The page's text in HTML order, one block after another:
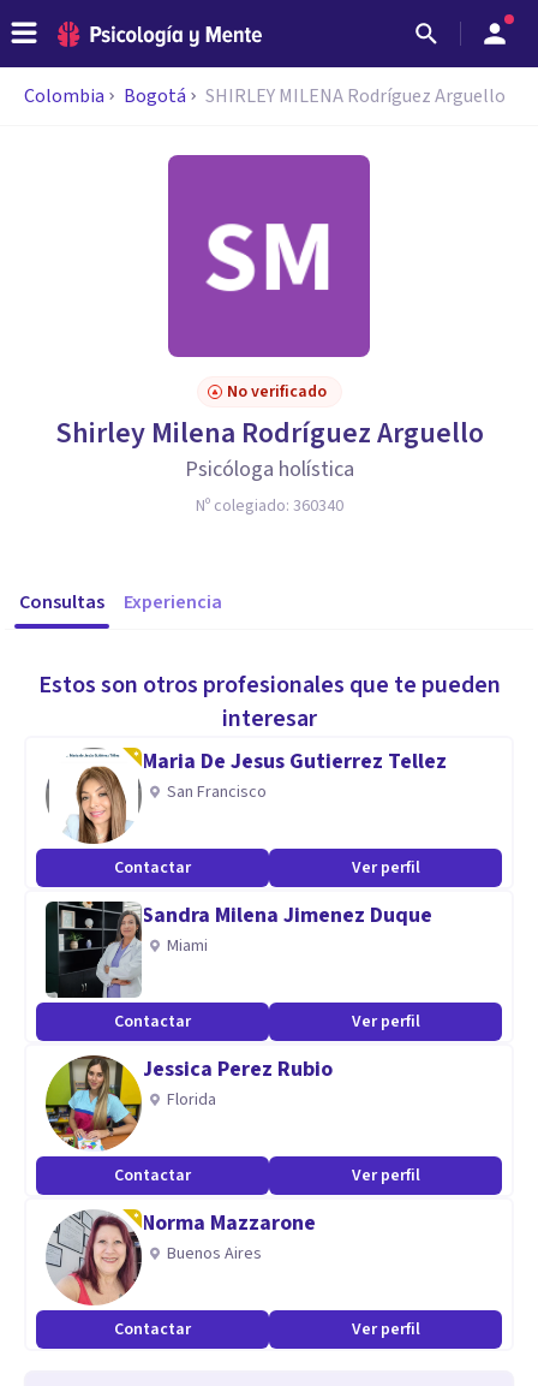
Colombia Bogotá SHIRLEY MILENA Rodríguez Arguello
No verificado
Shirley Milena Rodríguez Arguello
Psicóloga holística
Nº colegiado: 360340
Consultas Experiencia
Estos son otros profesionales que te pueden
interesar
Maria De Jesus Gutierrez Tellez
San Francisco
Contactar Ver perfil
Sandra Milena Jimenez Duque
Miami
Contactar Ver perfil
Jessica Perez Rubio
Florida
Contactar Ver perfil
Norma Mazzarone
Buenos Aires
Contactar Ver perfil